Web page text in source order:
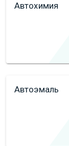
Автохимия
Автоэмаль